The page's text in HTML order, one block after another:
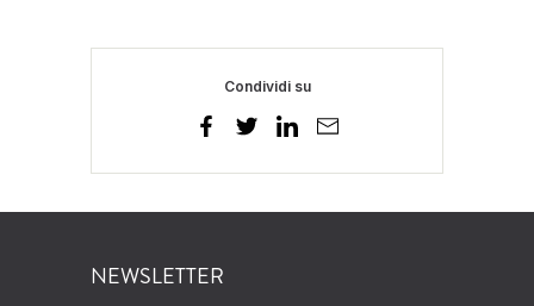
Condividi su
NEWSLETTER